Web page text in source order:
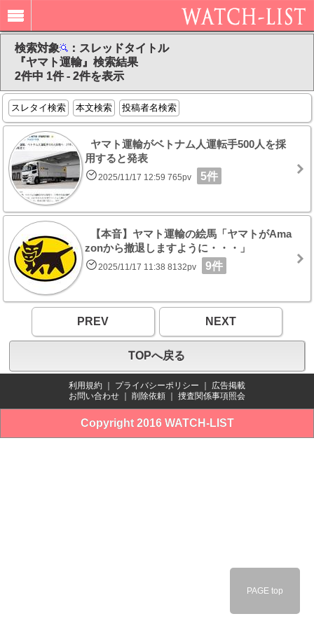
検索対象
：スレッドタイトル
『ヤマト運輸』検索結果
2件中 1件 - 2件を表示
スレタイ検索 本文検索 投稿者名検索
ヤマト運輸がベトナム人運転手500人を採
用すると発表
2025/11/17 12:59 765pv 5件
【本音】ヤマト運輸の絵馬「ヤマトがAma
zonから撤退しますように・・・」
2025/11/17 11:38 8132pv 9件
PREV NEXT
TOPへ戻る
利用規約 プライバシーポリシー
広告掲載
お問い合わせ
削除依頼 捜査関係事項照会
Copyright 2016 WATCH-LIST
PAGE top